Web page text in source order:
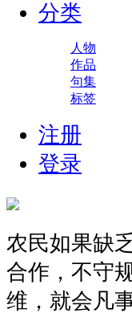
分类
人物
作品
句集
标签
注册
登录
农民如果缺
合作，不守
维，就会凡